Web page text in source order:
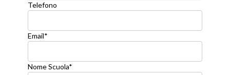
Telefono
Email*
Nome Scuola*